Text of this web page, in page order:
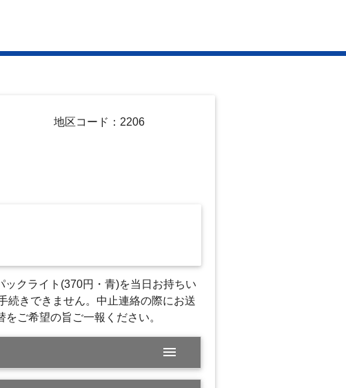
地区コード：2206
クライト(370円・青)を当日お持ちい
続きできません。中止連絡の際にお送
ご希望の旨ご一報ください。
menu